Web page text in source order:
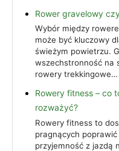
Rower gravelowy
Wybór między
może być kluczowy
świeżym powietrzu.
wszechstronność na
rowery trekkingowe…
Rowery fitness – co
rozważyć?
Rowery fitness to
pragnących
przyjemność z jazdą